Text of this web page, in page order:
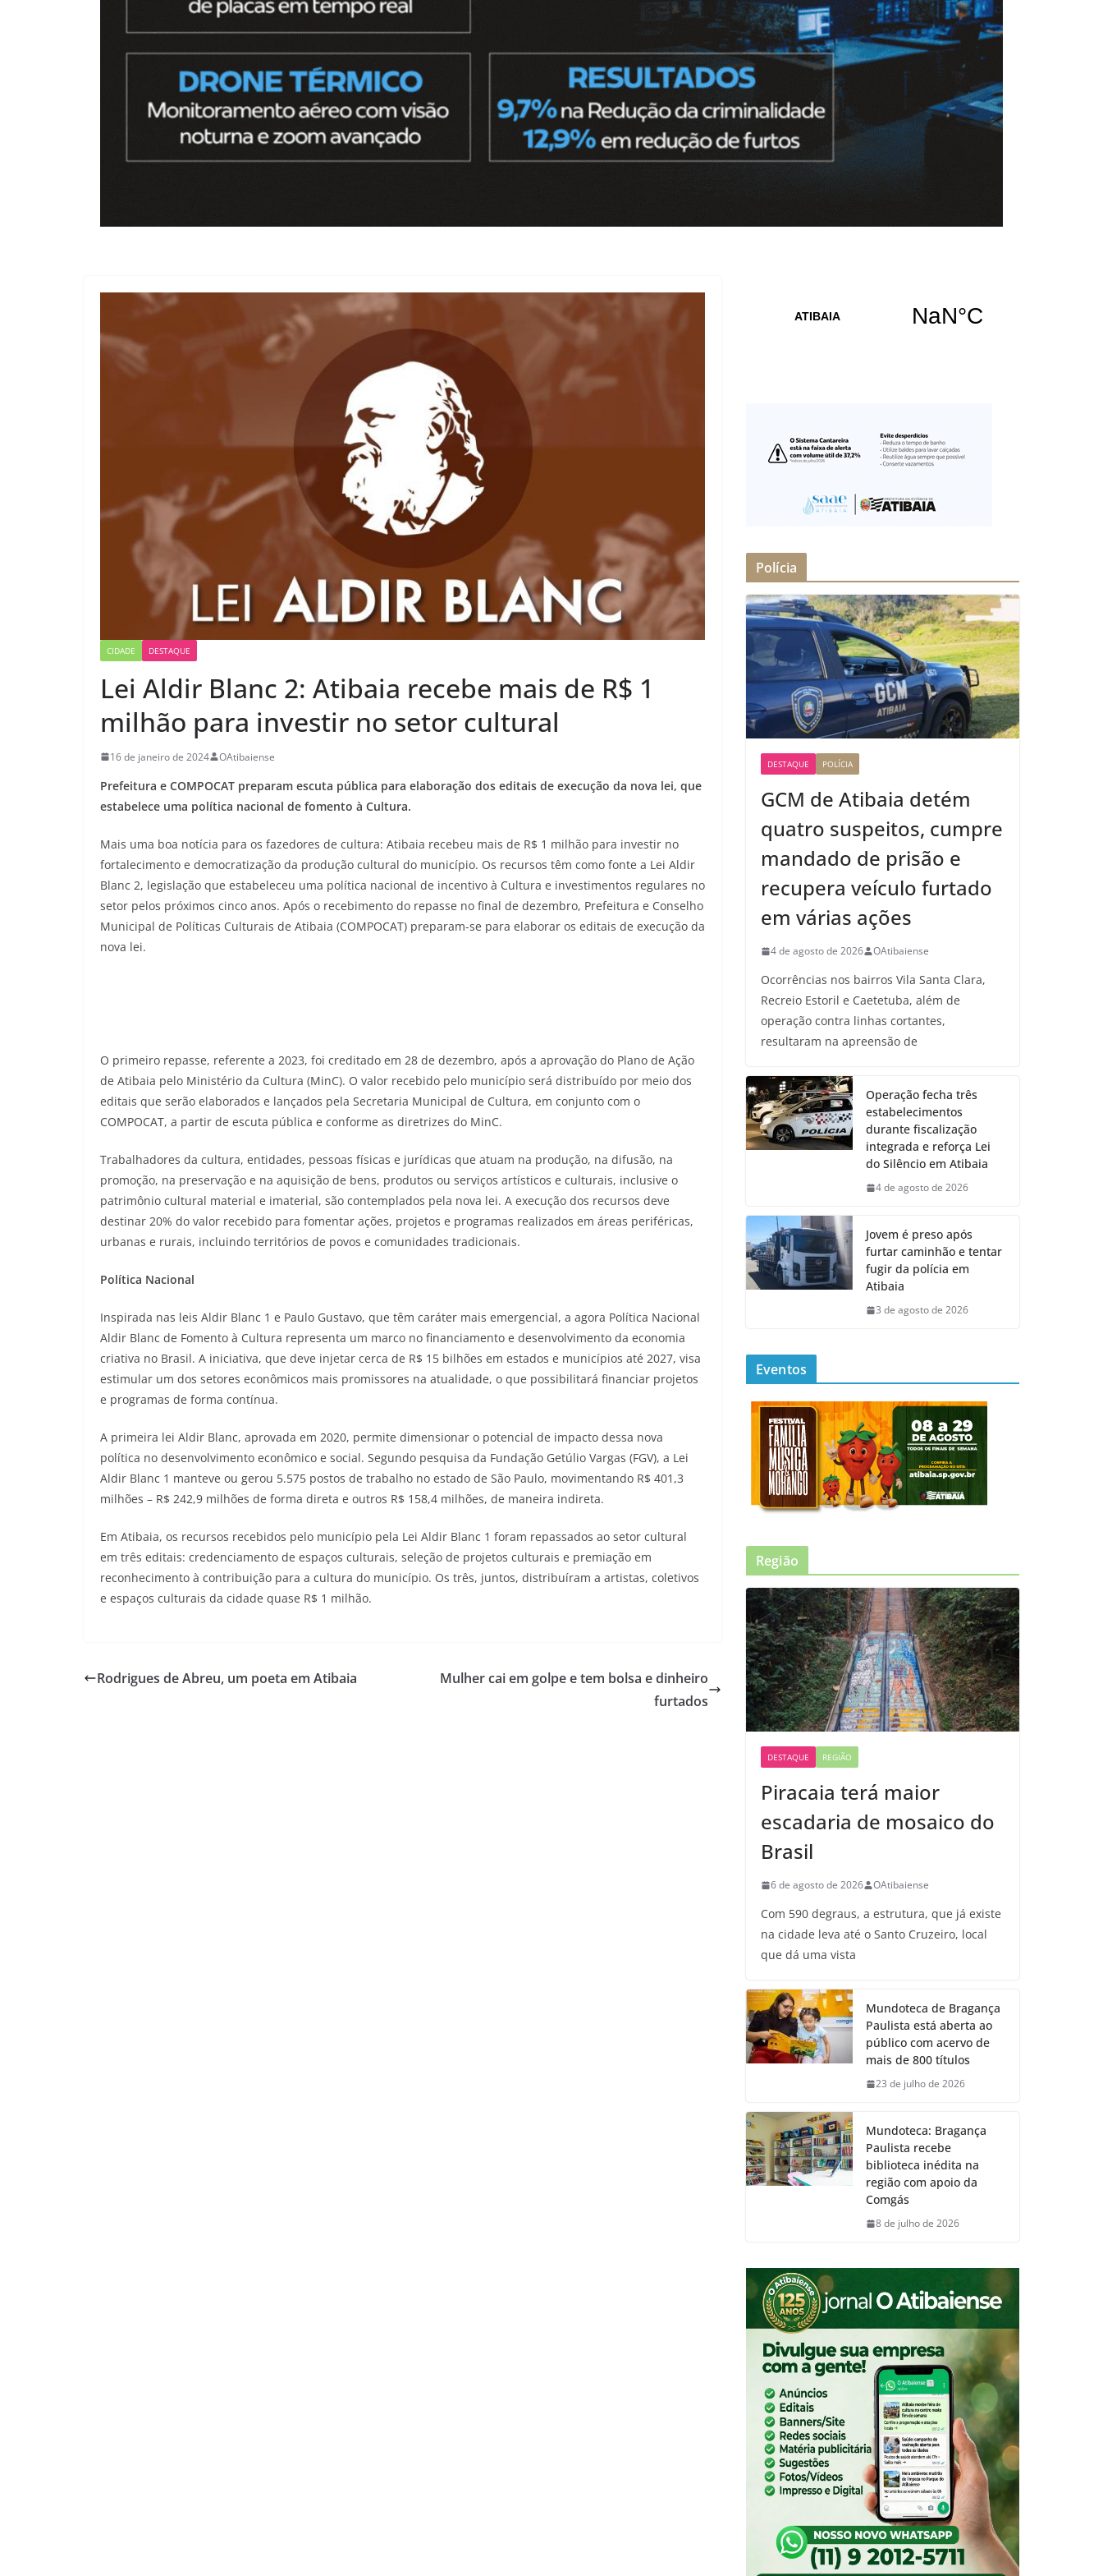
CIDADE DESTAQUE
Lei Aldir Blanc 2: Atibaia recebe mais de R$ 1
milhão para investir no setor cultural
16 de janeiro de 2024 OAtibaiense
Prefeitura e COMPOCAT preparam escuta pública para elaboração dos editais de execução da nova lei, que
estabelece uma política nacional de fomento à Cultura.
Mais uma boa notícia para os fazedores de cultura: Atibaia recebeu mais de R$ 1 milhão para investir no
fortalecimento e democratização da produção cultural do município. Os recursos têm como fonte a Lei Aldir
Blanc 2, legislação que estabeleceu uma política nacional de incentivo à Cultura e investimentos regulares no
setor pelos próximos cinco anos. Após o recebimento do repasse no final de dezembro, Prefeitura e Conselho
Municipal de Políticas Culturais de Atibaia (COMPOCAT) preparam-se para elaborar os editais de execução da
nova lei.
O primeiro repasse, referente a 2023, foi creditado em 28 de dezembro, após a aprovação do Plano de Ação
de Atibaia pelo Ministério da Cultura (MinC). O valor recebido pelo município será distribuído por meio dos
editais que serão elaborados e lançados pela Secretaria Municipal de Cultura, em conjunto com o
COMPOCAT, a partir de escuta pública e conforme as diretrizes do MinC.
Trabalhadores da cultura, entidades, pessoas físicas e jurídicas que atuam na produção, na difusão, na
promoção, na preservação e na aquisição de bens, produtos ou serviços artísticos e culturais, inclusive o
patrimônio cultural material e imaterial, são contemplados pela nova lei. A execução dos recursos deve
destinar 20% do valor recebido para fomentar ações, projetos e programas realizados em áreas periféricas,
urbanas e rurais, incluindo territórios de povos e comunidades tradicionais.
Política Nacional
Inspirada nas leis Aldir Blanc 1 e Paulo Gustavo, que têm caráter mais emergencial, a agora Política Nacional
Aldir Blanc de Fomento à Cultura representa um marco no financiamento e desenvolvimento da economia
criativa no Brasil. A iniciativa, que deve injetar cerca de R$ 15 bilhões em estados e municípios até 2027, visa
estimular um dos setores econômicos mais promissores na atualidade, o que possibilitará financiar projetos
e programas de forma contínua.
A primeira lei Aldir Blanc, aprovada em 2020, permite dimensionar o potencial de impacto dessa nova
política no desenvolvimento econômico e social. Segundo pesquisa da Fundação Getúlio Vargas (FGV), a Lei
Aldir Blanc 1 manteve ou gerou 5.575 postos de trabalho no estado de São Paulo, movimentando R$ 401,3
milhões – R$ 242,9 milhões de forma direta e outros R$ 158,4 milhões, de maneira indireta.
Em Atibaia, os recursos recebidos pelo município pela Lei Aldir Blanc 1 foram repassados ao setor cultural
em três editais: credenciamento de espaços culturais, seleção de projetos culturais e premiação em
reconhecimento à contribuição para a cultura do município. Os três, juntos, distribuíram a artistas, coletivos
e espaços culturais da cidade quase R$ 1 milhão.
Rodrigues de Abreu, um poeta em Atibaia
Mulher cai em golpe e tem bolsa e dinheiro
furtados
Polícia
DESTAQUE POLÍCIA
GCM de Atibaia detém
quatro suspeitos, cumpre
mandado de prisão e
recupera veículo furtado
em várias ações
4 de agosto de 2026 OAtibaiense
Ocorrências nos bairros Vila Santa Clara,
Recreio Estoril e Caetetuba, além de
operação contra linhas cortantes,
resultaram na apreensão de
Operação fecha três
estabelecimentos
durante fiscalização
integrada e reforça Lei
do Silêncio em Atibaia
4 de agosto de 2026
Jovem é preso após
furtar caminhão e tentar
fugir da polícia em
Atibaia
3 de agosto de 2026
Eventos
Região
DESTAQUE REGIÃO
Piracaia terá maior
escadaria de mosaico do
Brasil
6 de agosto de 2026 OAtibaiense
Com 590 degraus, a estrutura, que já existe
na cidade leva até o Santo Cruzeiro, local
que dá uma vista
Mundoteca de Bragança
Paulista está aberta ao
público com acervo de
mais de 800 títulos
23 de julho de 2026
Mundoteca: Bragança
Paulista recebe
biblioteca inédita na
região com apoio da
Comgás
8 de julho de 2026